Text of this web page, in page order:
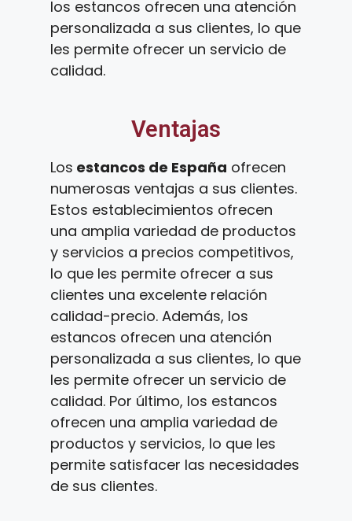
los estancos ofrecen una atención
personalizada a sus clientes, lo que
les permite ofrecer un servicio de
calidad.
Ventajas
Los estancos de España ofrecen
numerosas ventajas a sus clientes.
Estos establecimientos ofrecen
una amplia variedad de productos
y servicios a precios competitivos,
lo que les permite ofrecer a sus
clientes una excelente relación
calidad-precio. Además, los
estancos ofrecen una atención
personalizada a sus clientes, lo que
les permite ofrecer un servicio de
calidad. Por último, los estancos
ofrecen una amplia variedad de
productos y servicios, lo que les
permite satisfacer las necesidades
de sus clientes.